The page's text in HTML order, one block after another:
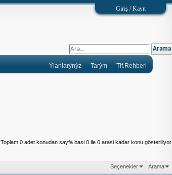
Giriş / Kayıt
Tlf.Rehberi
Tarým
Ýlanlarýnýz
Toplam 0 adet konudan sayfa basi 0 ile 0 arasi kadar konu gösteriliyor
Seçenekler Arama